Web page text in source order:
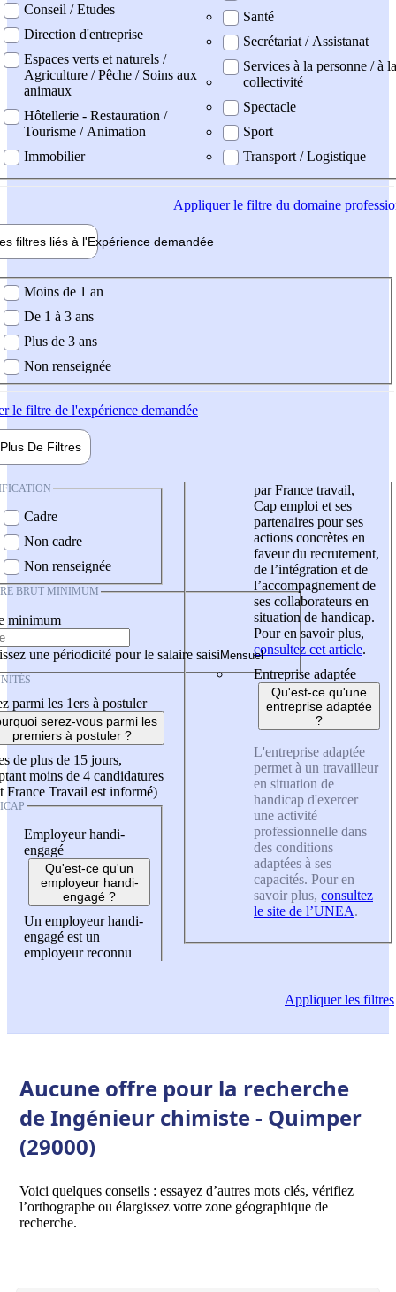
Conseil / Etudes
Direction d'entreprise
Espaces verts et naturels /
Agriculture / Pêche / Soins aux
animaux
Hôtellerie - Restauration /
Tourisme / Animation
Immobilier
Santé
Secrétariat / Assistanat
Services à la personne / à la
collectivité
Spectacle
Sport
Transport / Logistique
Appliquerle filtre du domaine
filtres liés à l'Expérience demandée
demandée
Moins de 1 an
De 1 à 3 ans
Plus de 3 ans
Non renseignée
le filtre de l'expérience demandée
Plus De Filtres
Cadre
Non cadre
Non renseignée
BRUT MINIMUM
minimum
une périodicité pour le salaire saisi
parmi les 1ers à postuler
serez-vous parmi les
premiers à postuler ?
de plus de 15 jours,
moins de 4 candidatures
France Travail est informé)
Employeur handi-
engagé
Qu'est-ce qu'un
employeur handi-
engagé ?
Un employeur handi-
engagé est un
employeur reconnu
par France travail,
Cap emploi et ses
partenaires pour ses
actions concrètes en
faveur du recrutement,
de l’intégration et de
l’accompagnement de
ses collaborateurs en
situation de handicap.
Pour en savoir plus,
consultez cet article.
Entreprise adaptée
Qu'est-ce qu'une
entreprise adaptée
?
L'entreprise adaptée
permet à un travailleur
en situation de
handicap d'exercer
une activité
professionnelle dans
des conditions
adaptées à ses
capacités. Pour en
savoir plus, consultez
le site de l’UNEA.
Appliquerles filtres
Aucune offre pour la recherche
de Ingénieur chimiste - Quimper
(29000)
Voici quelques conseils : essayez d’autres mots clés, vérifiez
l’orthographe ou élargissez votre zone géographique de
recherche.